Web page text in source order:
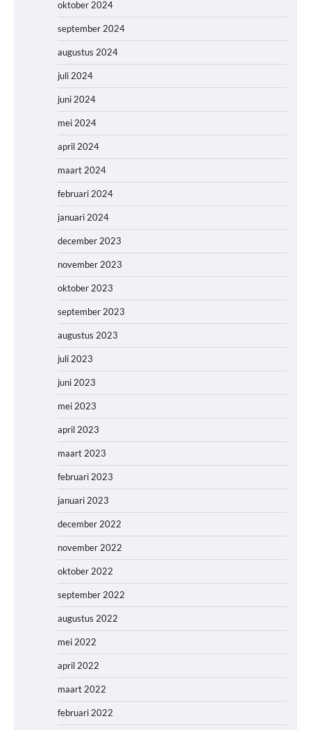
oktober 2024
september 2024
augustus 2024
juli 2024
juni 2024
mei 2024
april 2024
maart 2024
februari 2024
januari 2024
december 2023
november 2023
oktober 2023
september 2023
augustus 2023
juli 2023
juni 2023
mei 2023
april 2023
maart 2023
februari 2023
januari 2023
december 2022
november 2022
oktober 2022
september 2022
augustus 2022
mei 2022
april 2022
maart 2022
februari 2022